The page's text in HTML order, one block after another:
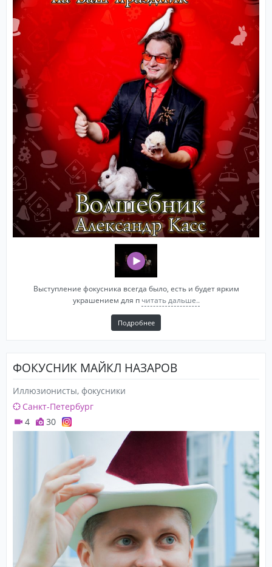
Выступление фокусника всегда было, есть и будет ярким
украшением для п читать дальше..
Подробнее
ФОКУСНИК МАЙКЛ НАЗАРОВ
Иллюзионисты, фокусники
Санкт-Петербург
4
30